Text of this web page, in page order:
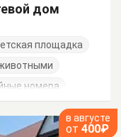
дом
площадка
номера
в августе
от 400₽